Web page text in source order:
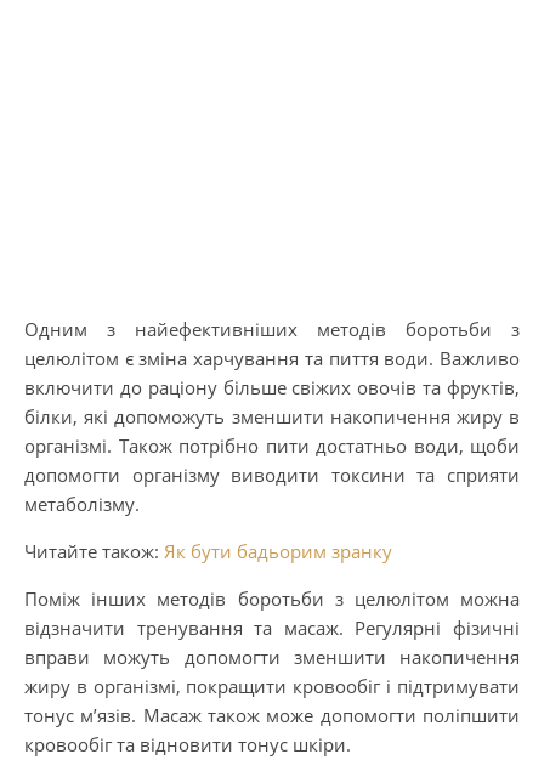
Одним з найефективніших методів боротьби з
целюлітом є зміна харчування та пиття води. Важливо
включити до раціону більше свіжих овочів та фруктів,
білки, які допоможуть зменшити накопичення жиру в
організмі. Також потрібно пити достатньо води, щоби
допомогти організму виводити токсини та сприяти
метаболізму.
Читайте також: Як бути бадьорим зранку
Поміж інших методів боротьби з целюлітом можна
відзначити тренування та масаж. Регулярні фізичні
вправи можуть допомогти зменшити накопичення
жиру в організмі, покращити кровообіг і підтримувати
тонус м’язів. Масаж також може допомогти поліпшити
кровообіг та відновити тонус шкіри.